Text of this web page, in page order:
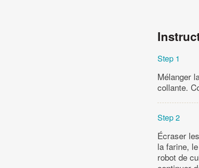
Step 1
Mélanger
collante.
Step 2
Écraser
la farine,
robot de